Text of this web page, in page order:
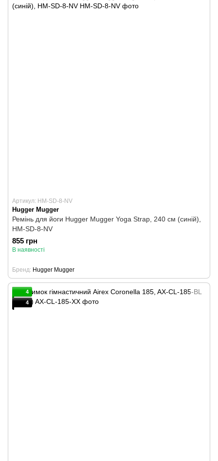
Артикул: HM-SD-8-NV
Hugger Mugger
Ремінь для йоги Hugger Mugger Yoga Strap, 240 см (синій),
HM-SD-8-NV
855 грн
В наявності
Бренд Hugger Mugger
4
4